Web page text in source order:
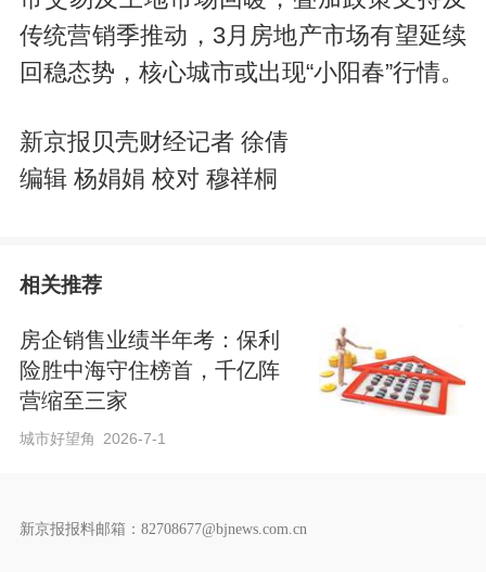
传统营销季推动，3月房地产市场有望延续
回稳态势，核心城市或出现“小阳春”行情。
新京报贝壳财经记者 徐倩
编辑 杨娟娟 校对 穆祥桐
相关推荐
房企销售业绩半年考：保利
险胜中海守住榜首，千亿阵
营缩至三家
城市好望角 2026-7-1
新京报报料邮箱：82708677@bjnews.com.cn